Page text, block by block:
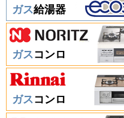
ガス給湯器
ガスコンロ
ガスコンロ